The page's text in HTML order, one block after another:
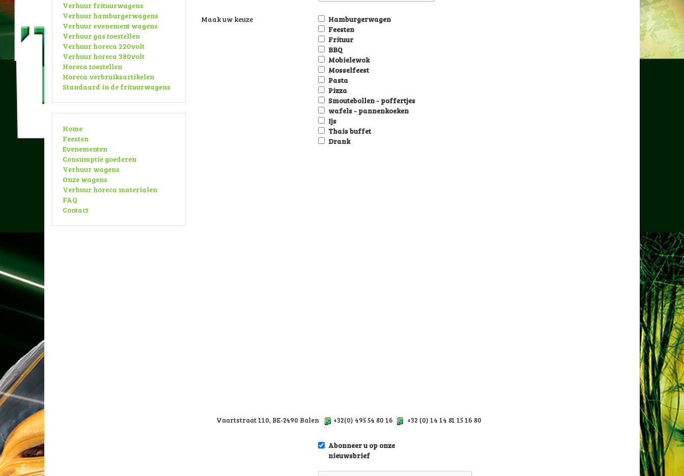
Verhuur frituurwagens
Verhuur hamburgerwagens
Verhuur evenement wagens
Verhuur gas toestellen
Verhuur horeca 220volt
Verhuur horeca 380volt
Horeca toestellen
Horeca verbruiksartikelen
Standaard in de frituurwagens
Home
Feesten
Evenementen
Consumptie goederen
Verhuur wagens
Onze wagens
Verhuur horeca materialen
FAQ
Contact
Maak uw keuze
Hamburgerwagen
Feesten
Frituur
BBQ
Mobielewok
Mosselfeest
Pasta
Pizza
Smoutebollen - poffertjes
wafels - pannenkoeken
Ijs
Thais buffet
Drank
Vaartstraat 110, BE-2490 Balen +32(0) 495 54 80 16 +32 (0) 14 14 81 15 16 80
Abonneer u op onze
nieuwsbrief